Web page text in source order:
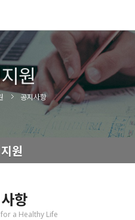
원
공지사항
원
항
a Healthy Life